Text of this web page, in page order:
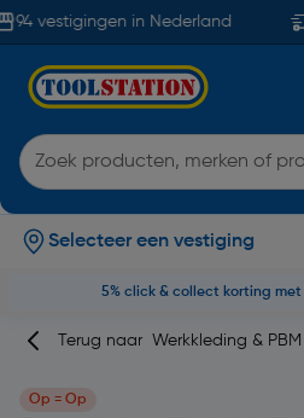
94 vestigingen in Nederland
Selecteer een vestiging
5% click & collect korting met
Terug naar Werkkleding & PBM
Op = Op